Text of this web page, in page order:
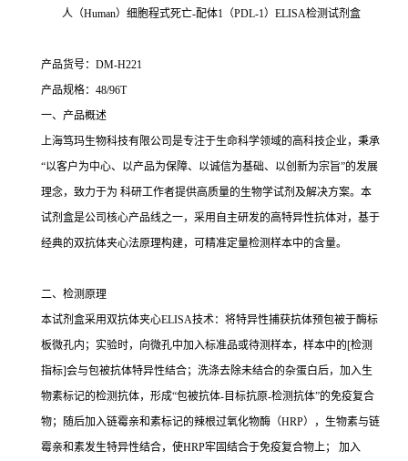
人（Human）细胞程式死亡-配体1（PDL-1）ELISA检测试剂盒
产品货号：DM-H221
产品规格：48/96T
一、产品概述
上海笃玛生物科技有限公司是专注于生命科学领域的高科技企业，秉承
“以客户为中心、以产品为保障、以诚信为基础、以创新为宗旨”的发展
理念，致力于为 科研工作者提供高质量的生物学试剂及解决方案。本
试剂盒是公司核心产品线之一，采用自主研发的高特异性抗体对，基于
经典的双抗体夹心法原理构建，可精准定量检测样本中的含量。
二、检测原理
本试剂盒采用双抗体夹心ELISA技术：将特异性捕获抗体预包被于酶标
板微孔内；实验时，向微孔中加入标准品或待测样本，样本中的[检测
指标]会与包被抗体特异性结合；洗涤去除未结合的杂蛋白后，加入生
物素标记的检测抗体，形成“包被抗体-目标抗原-检测抗体”的免疫复合
物；随后加入链霉亲和素标记的辣根过氧化物酶（HRP），生物素与链
霉亲和素发生特异性结合，使HRP牢固结合于免疫复合物上； 加入